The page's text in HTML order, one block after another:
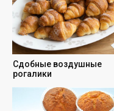
Cдобные воздушные
рогалики